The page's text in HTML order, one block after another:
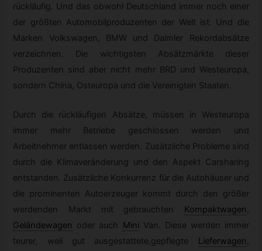
rückläufig. Und das obwohl Deutschland immer noch einer
der größten Automobilproduzenten der Welt ist. Und die
Marken Volkswagen, BMW und Daimler Rekordabsätze
verzeichnen. Die wichtigsten Absätzmärkte dieser
Produzenten sind aber nicht mehr BRD und Westeuropa,
sondern China, Osteuropa und die Vereinigten Staaten.
Durch die rückläufigen Absätze, müssen in Westeuropa
immer mehr Betriebe geschlossen werden und
Arbeitnehmer entlassen werden. Zusätzliche Probleme sind
durch die Klimaveränderung und den Aspekt Carsharing
entstanden. Zusätzliche Konkurrenz für die Autohäuser und
die prominenten Autoerzeuger kommt durch den größer
werdenden Markt mit gebrauchten
Kompaktwagen ,
Geländewagen oder auch Mini Van. Diese werden immer
teurer, weil gut ausgestattete,gepflegte
Lieferwagen ,